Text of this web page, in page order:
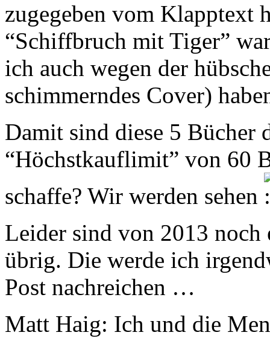
zugegeben vom Klapptext
“Schiffbruch mit Tiger”
ich auch wegen der
schimmerndes Cover)
Damit sind diese 5 Bücher
“Höchstkauflimit” von 60
schaffe? Wir werden sehen
Leider sind von 2013 noch
übrig. Die werde ich
Post nachreichen …
Matt Haig: Ich und die